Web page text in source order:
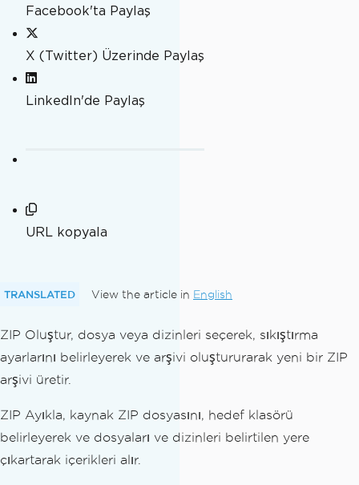
Facebook'ta Paylaş
X (Twitter) Üzerinde Paylaş
LinkedIn'de Paylaş
URL kopyala
TRANSLATED View the article in English
ZIP Oluştur, dosya veya dizinleri seçerek, sıkıştırma
ayarlarını belirleyerek ve arşivi oluştururarak yeni bir ZIP
arşivi üretir.
ZIP Ayıkla, kaynak ZIP dosyasını, hedef klasörü
belirleyerek ve dosyaları ve dizinleri belirtilen yere
çıkartarak içerikleri alır.